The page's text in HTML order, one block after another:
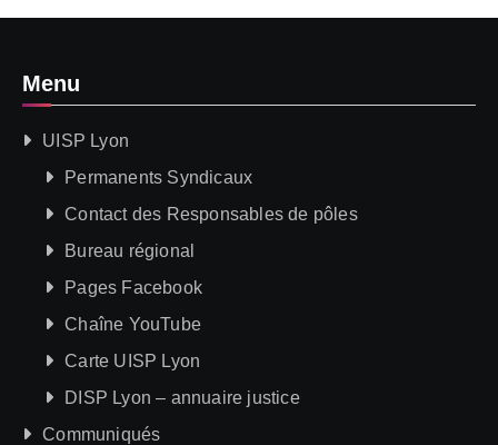
Menu
UISP Lyon
Permanents Syndicaux
Contact des Responsables de pôles
Bureau régional
Pages Facebook
Chaîne YouTube
Carte UISP Lyon
DISP Lyon – annuaire justice
Communiqués